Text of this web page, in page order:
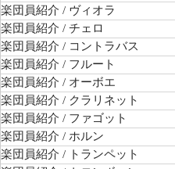
楽団員紹介 / ヴィオラ
楽団員紹介 / チェロ
楽団員紹介 / コントラバス
楽団員紹介 / フルート
楽団員紹介 / オーボエ
楽団員紹介 / クラリネット
楽団員紹介 / ファゴット
楽団員紹介 / ホルン
楽団員紹介 / トランペット